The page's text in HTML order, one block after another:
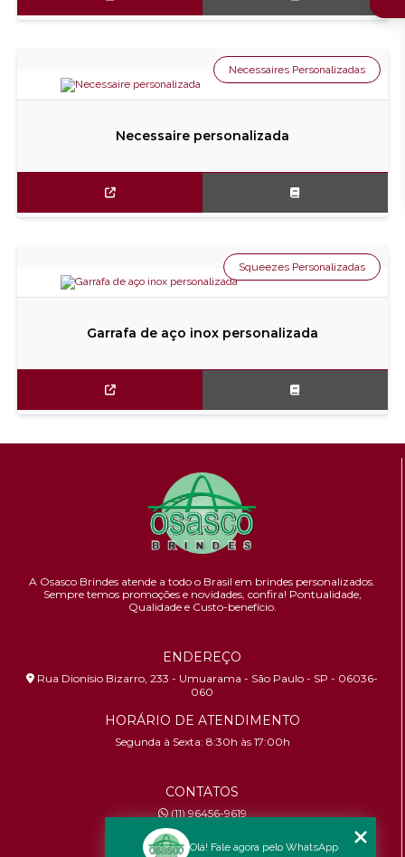
Necessaire personalizada
Necessaires Personalizadas
Garrafa de aço inox personalizada
Squeezes Personalizadas
A Osasco Brindes atende a todo o Brasil em brindes personalizados.
Sempre temos promoções e novidades, confira! Pontualidade,
Qualidade e Custo-benefício.
ENDEREÇO
Rua Dionísio Bizarro, 233 - Umuarama - São Paulo - SP - 06036-
060
HORÁRIO DE ATENDIMENTO
Segunda à Sexta: 8:30h às 17:00h
CONTATOS
(11) 96456-9619
contato@osascobrindes.com.br
CNPJ:26.434.153/0001-30
Olá! Fale agora pelo WhatsApp